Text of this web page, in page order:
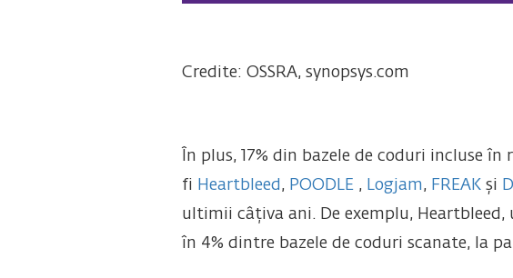
Credite: OSSRA, synopsys.com
În plus, 17% din bazele de coduri incluse
fi Heartbleed , POODLE, Logjam, FREAKși
ultimii câțiva ani. De exemplu,
în 4% dintre bazele de coduri scanate, la